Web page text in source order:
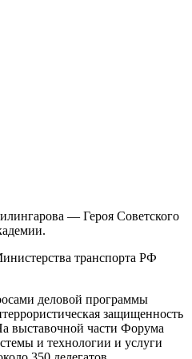
— Героя Советского
транспорта РФ
деловой программы
защищенность
выставочной части Форума
и технологии и услуги